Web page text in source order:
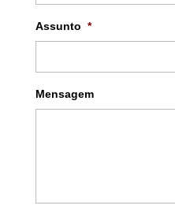
Assunto *
Mensagem